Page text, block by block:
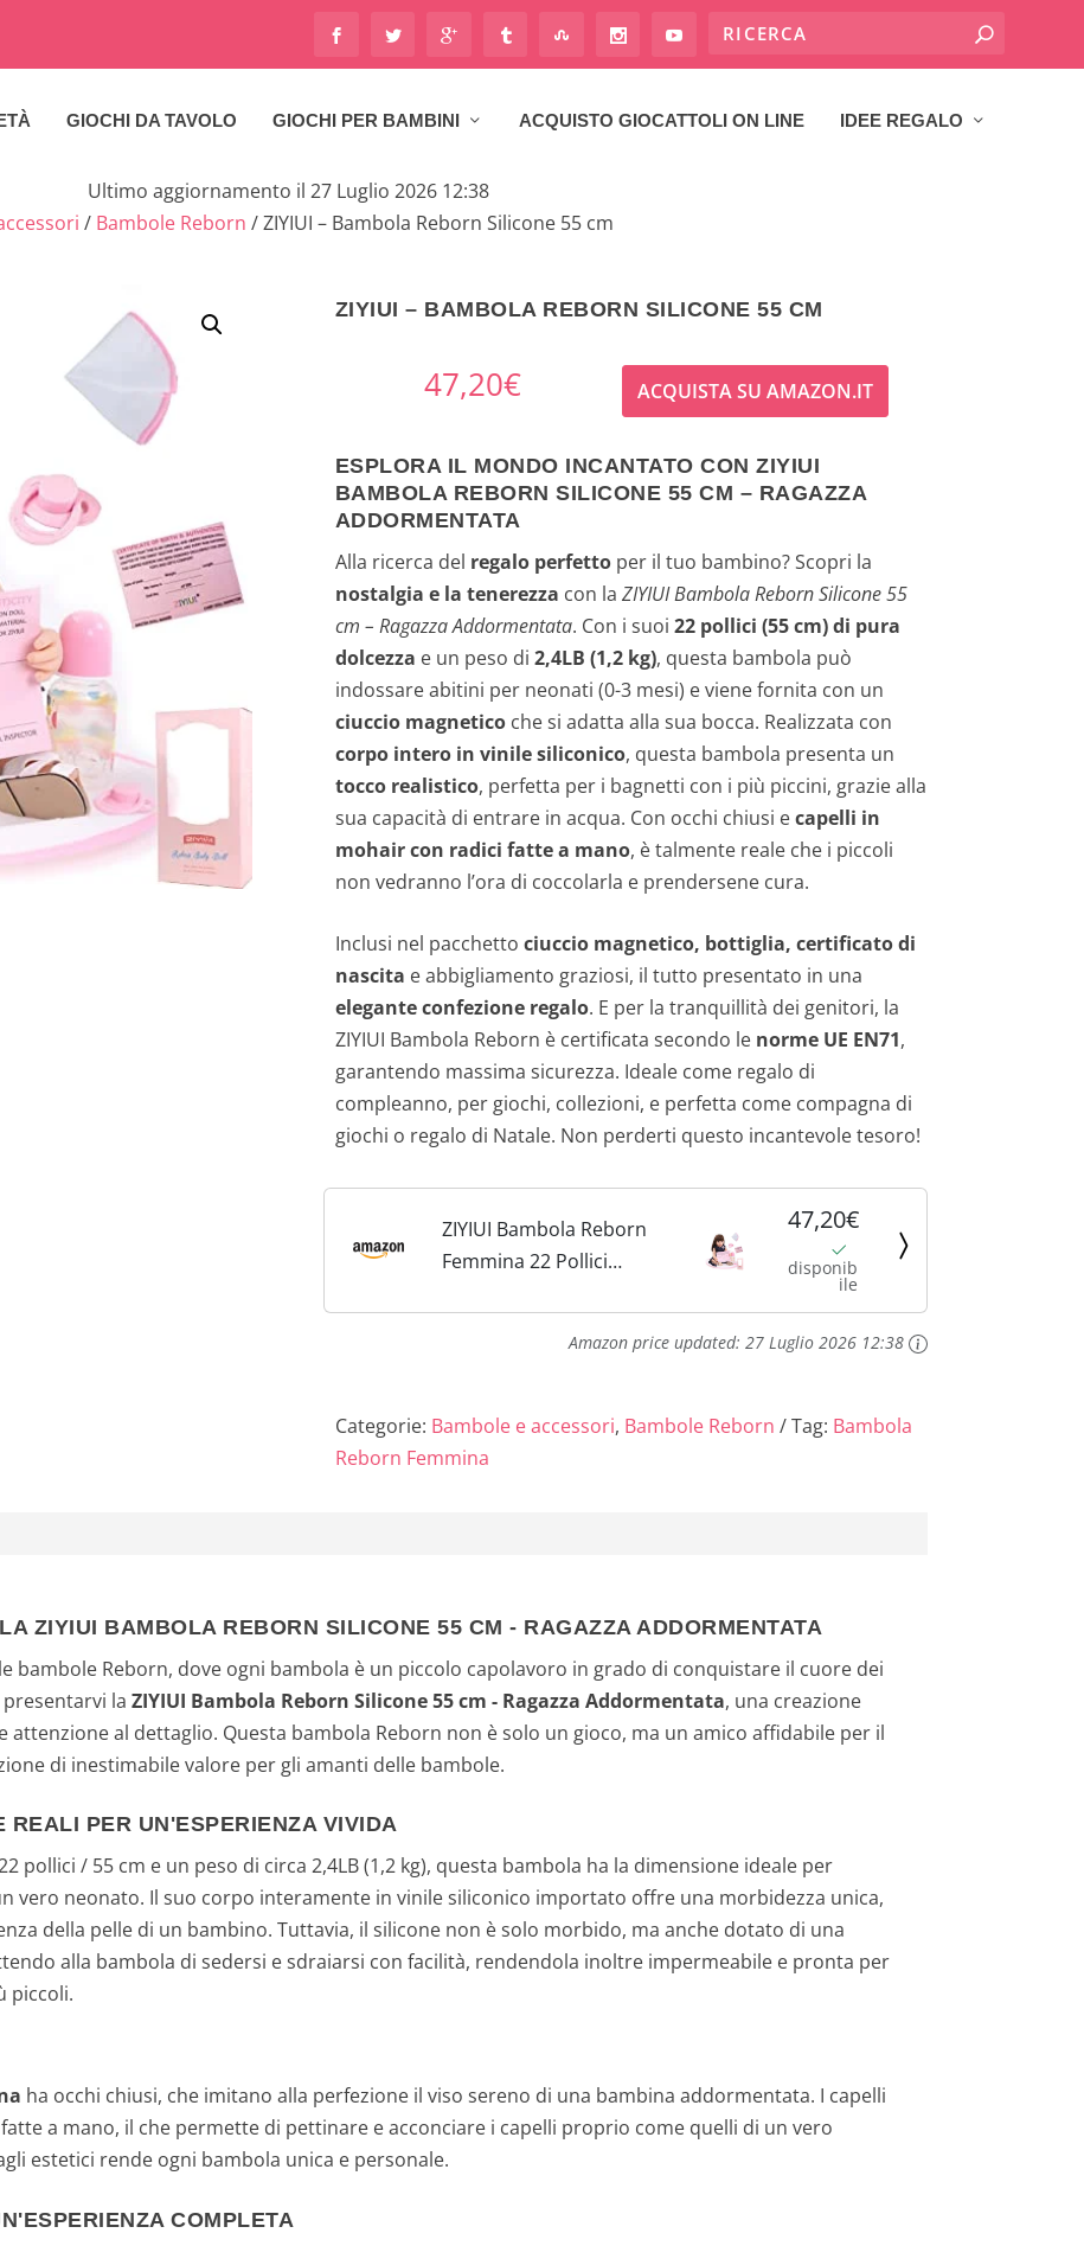
GIOCHI DA TAVOLO GIOCHI PER BAMBINI ACQUISTO GIOCATTOLI ON LINE IDEE REGALO
Ultimo aggiornamento il 27 Luglio 2026 12:38
/ Bambole Reborn / ZIYIUI – Bambola Reborn Silicone 55 cm
ZIYIUI – BAMBOLA REBORN SILICONE 55 CM
47,20€ ACQUISTA SU AMAZON.IT
ESPLORA IL MONDO INCANTATO CON ZIYIUI
BAMBOLA REBORN SILICONE 55 CM – RAGAZZA
ADDORMENTATA
Alla ricerca del regalo perfettoper il tuo bambino? Scopri la
nostalgia e la tenerezza con la ZIYIUI Bambola Reborn Silicone 55
cm – Ragazza Addormentata. Con i suoi 22 pollici (55 cm) di pura
dolcezza e un peso di 2,4LB (1,2 kg), questa bambola può
indossare abitini per neonati (0-3 mesi) e viene fornita con un
ciuccio magneticoche si adatta alla sua bocca. Realizzata con
corpo intero in vinile siliconico, questa bambola presenta un
tocco realistico, perfetta per i bagnetti con i più piccini, grazie alla
sua capacità di entrare in acqua. Con occhi chiusi ecapelli in
mohair con radici fatte a mano, è talmente reale che i piccoli
non vedranno l’ora di coccolarla e prendersene cura.
Inclusi nel pacchetto ciuccio magnetico, bottiglia, certificato di
nascita e abbigliamento graziosi, il tutto presentato in una
elegante confezione regalo. E per la tranquillità dei genitori, la
ZIYIUI Bambola Reborn è certificata secondo le norme UE EN71,
garantendo massima sicurezza. Ideale come regalo di
compleanno, per giochi, collezioni, e perfetta come compagna di
giochi o regalo di Natale. Non perderti questo incantevole tesoro!
ZIYIUI Bambola Reborn
Femmina 22 Pollici
Ragazza Addormentata
Mano Migliori Regali di
Natale...
47,20€
disponib
ile
Amazon price updated: 27 Luglio 2026 12:38
Categorie: Bambole e accessori, Bambole Reborn Tag: Bambola
Reborn Femmina
ZIYIUI BAMBOLA REBORN SILICONE 55 CM - RAGAZZA ADDORMENTATA
bambole Reborn, dove ogni bambola è un piccolo capolavoro in grado di conquistare il cuore dei
la ZIYIUI Bambola Reborn Silicone 55 cm - Ragazza Addormentata, una creazione
attenzione al dettaglio. Questa bambola Reborn non è solo un gioco, ma un amico affidabile per il
di inestimabile valore per gli amanti delle bambole.
REALI PER UN'ESPERIENZA VIVIDA
pollici / 55 cm e un peso di circa 2,4LB (1,2 kg), questa bambola ha la dimensione ideale per
vero neonato. Il suo corpo interamente in vinile siliconico importato offre una morbidezza unica,
della pelle di un bambino. Tuttavia, il silicone non è solo morbido, ma anche dotato di una
alla bambola di sedersi e sdraiarsi con facilità, rendendola inoltre impermeabile e pronta per
piccoli.
ha occhi chiusi, che imitano alla perfezione il viso sereno di una bambina addormentata. I capelli
a mano, il che permette di pettinare e acconciare i capelli proprio come quelli di un vero
estetici rende ogni bambola unica e personale.
COMPLETA